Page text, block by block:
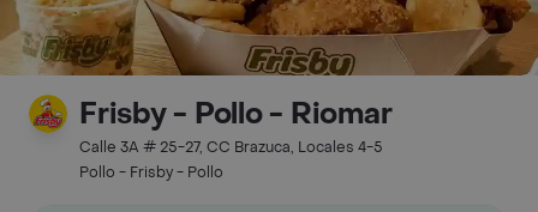
Frisby - Pollo - Riomar
Calle 3A # 25-27, CC Brazuca, Locales 4-5
Pollo - Frisby - Pollo